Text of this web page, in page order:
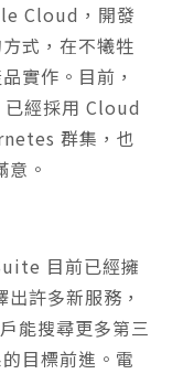
Cloud，開發
式，在不犧牲
實作。目前，
經採用 Cloud
群集，也
。
目前已經擁
許多新服務，
能搜尋更多第三
目標前進。電